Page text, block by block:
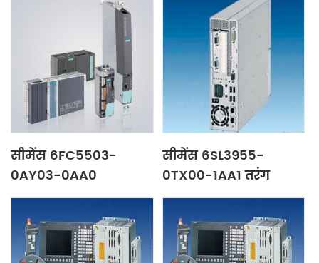
सीमेंस 6FC5503-
0AY03-0AA0
संख्यात्मक नियंत्रण इकाई
सीमेंस 6SL3955-
0TX00-1AA1 तरंग
फ़िल्टर